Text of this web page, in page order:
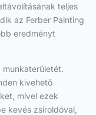
teljes
az Ferber Painting
eredményt
munkaterületét.
kivehető
mivel ezek
kevés zsíroldóval,